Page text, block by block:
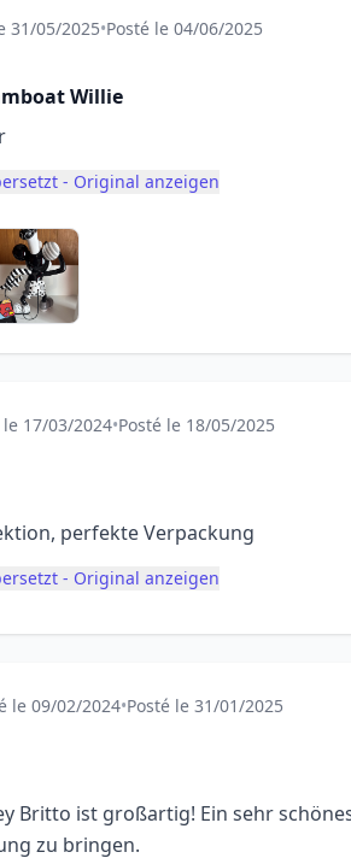
31/05/2025•Posté le 04/06/2025
Willie
- Original anzeigen
17/03/2024•Posté le 18/05/2025
perfekte Verpackung
- Original anzeigen
le 09/02/2024•Posté le 31/01/2025
Britto ist großartig! Ein sehr
zu bringen.